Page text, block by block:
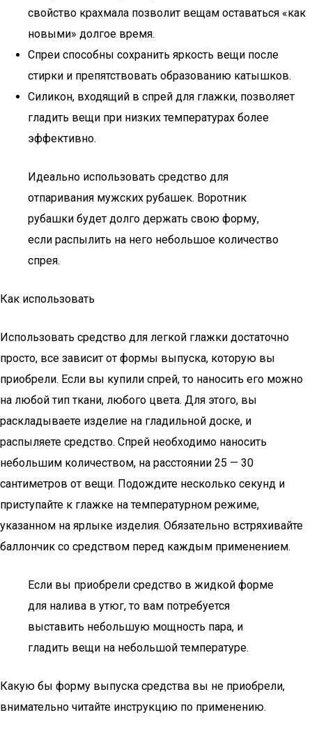
свойство крахмала позволит вещам оставаться «как
новыми» долгое время.
Спреи способны сохранить яркость вещи после
стирки и препятствовать образованию катышков.
Силикон, входящий в спрей для глажки, позволяет
гладить вещи при низких температурах более
эффективно.
Идеально использовать средство для
отпаривания мужских рубашек. Воротник
рубашки будет долго держать свою форму,
если распылить на него небольшое количество
спрея.
Как использовать
Использовать средство для легкой глажки достаточно
просто, все зависит от формы выпуска, которую вы
приобрели. Если вы купили спрей, то наносить его можно
на любой тип ткани, любого цвета. Для этого, вы
раскладываете изделие на гладильной доске, и
распыляете средство. Спрей необходимо наносить
небольшим количеством, на расстоянии 25 — 30
сантиметров от вещи. Подождите несколько секунд и
приступайте к глажке на температурном режиме,
указанном на ярлыке изделия. Обязательно встряхивайте
баллончик со средством перед каждым применением.
Если вы приобрели средство в жидкой форме
для налива в утюг, то вам потребуется
выставить небольшую мощность пара, и
гладить вещи на небольшой температуре.
Какую бы форму выпуска средства вы не приобрели,
внимательно читайте инструкцию по применению.